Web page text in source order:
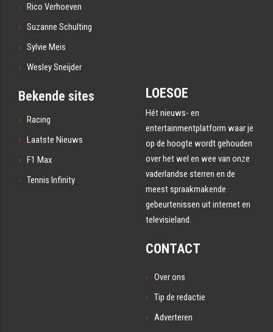
Rico Verhoeven
Suzanne Schulting
Sylvie Meis
Wesley Sneijder
Bekende sites
Racing
Laatste Nieuws
F1 Max
Tennis Infinity
LOESOE
Hét nieuws- en
entertainmentplatform waar je
op de hoogte wordt gehouden
over het wel en wee van onze
vaderlandse sterren en de
meest spraakmakende
gebeurtenissen uit internet en
televisieland.
CONTACT
Over ons
Tip de redactie
Adverteren